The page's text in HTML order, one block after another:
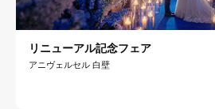
リニューアル記念フェア
アニヴェルセル 白壁